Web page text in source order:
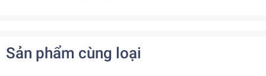
Sản phẩm cùng loại